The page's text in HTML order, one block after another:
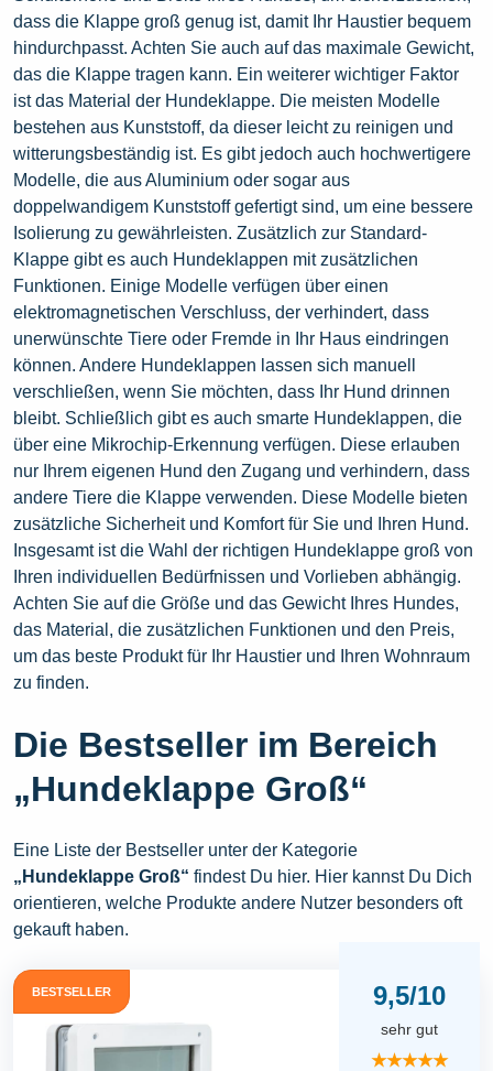
dass die Klappe groß genug ist, damit Ihr Haustier bequem
hindurchpasst. Achten Sie auch auf das maximale Gewicht,
das die Klappe tragen kann. Ein weiterer wichtiger Faktor
ist das Material der Hundeklappe. Die meisten Modelle
bestehen aus Kunststoff, da dieser leicht zu reinigen und
witterungsbeständig ist. Es gibt jedoch auch hochwertigere
Modelle, die aus Aluminium oder sogar aus
doppelwandigem Kunststoff gefertigt sind, um eine bessere
Isolierung zu gewährleisten. Zusätzlich zur Standard-
Klappe gibt es auch Hundeklappen mit zusätzlichen
Funktionen. Einige Modelle verfügen über einen
elektromagnetischen Verschluss, der verhindert, dass
unerwünschte Tiere oder Fremde in Ihr Haus eindringen
können. Andere Hundeklappen lassen sich manuell
verschließen, wenn Sie möchten, dass Ihr Hund drinnen
bleibt. Schließlich gibt es auch smarte Hundeklappen, die
über eine Mikrochip-Erkennung verfügen. Diese erlauben
nur Ihrem eigenen Hund den Zugang und verhindern, dass
andere Tiere die Klappe verwenden. Diese Modelle bieten
zusätzliche Sicherheit und Komfort für Sie und Ihren Hund.
Insgesamt ist die Wahl der richtigen Hundeklappe groß von
Ihren individuellen Bedürfnissen und Vorlieben abhängig.
Achten Sie auf die Größe und das Gewicht Ihres Hundes,
das Material, die zusätzlichen Funktionen und den Preis,
um das beste Produkt für Ihr Haustier und Ihren Wohnraum
zu finden.
Die Bestseller im Bereich
„Hundeklappe Groß“
Eine Liste der Bestseller unter der Kategorie
„Hundeklappe Groß“ findest Du hier. Hier kannst Du Dich
orientieren, welche Produkte andere Nutzer besonders oft
gekauft haben.
BESTSELLER 9,5/10
sehr gut
★★★★★